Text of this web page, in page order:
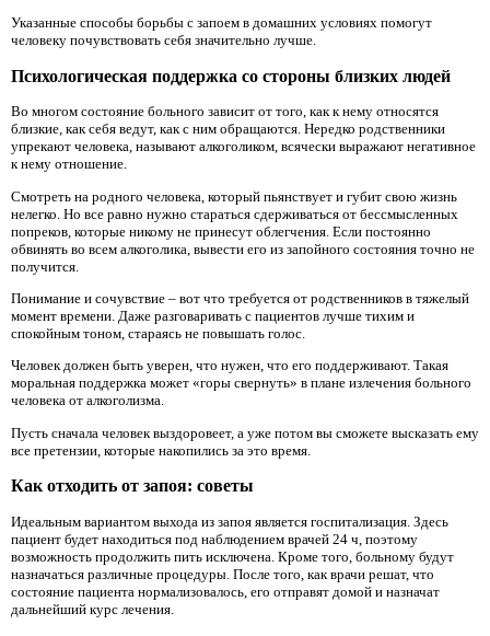
Указанные способы борьбы с запоем в домашних условиях помогут
человеку почувствовать себя значительно лучше.
Психологическая поддержка со стороны близких людей
Во многом состояние больного зависит от того, как к нему относятся
близкие, как себя ведут, как с ним обращаются. Нередко родственники
упрекают человека, называют алкоголиком, всячески выражают негативное
к нему отношение.
Смотреть на родного человека, который пьянствует и губит свою жизнь
нелегко. Но все равно нужно стараться сдерживаться от бессмысленных
попреков, которые никому не принесут облегчения. Если постоянно
обвинять во всем алкоголика, вывести его из запойного состояния точно не
получится.
Понимание и сочувствие – вот что требуется от родственников в тяжелый
момент времени. Даже разговаривать с пациентов лучше тихим и
спокойным тоном, стараясь не повышать голос.
Человек должен быть уверен, что нужен, что его поддерживают. Такая
моральная поддержка может «горы свернуть» в плане излечения больного
человека от алкоголизма.
Пусть сначала человек выздоровеет, а уже потом вы сможете высказать ему
все претензии, которые накопились за это время.
Как отходить от запоя: советы
Идеальным вариантом выхода из запоя является госпитализация. Здесь
пациент будет находиться под наблюдением врачей 24 ч, поэтому
возможность продолжить пить исключена. Кроме того, больному будут
назначаться различные процедуры. После того, как врачи решат, что
состояние пациента нормализовалось, его отправят домой и назначат
дальнейший курс лечения.